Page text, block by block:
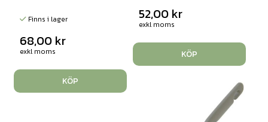
Finns i lager
68,00 kr
exkl moms
KÖP
52,00 kr
exkl moms
KÖP